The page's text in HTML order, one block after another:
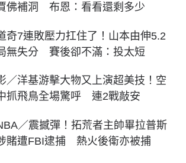
佛補洞 布恩：看看還剩多少
奇7連敗壓力扛住了！山本由伸5.2
無失分 賽後卻不滿：投太短
／洋基游擊大物又上演超美技！空
抓飛鳥全場驚呼 連2戰敲安
／震撼彈！拓荒者主帥畢拉普斯
賭遭FBI逮捕 熱火後衛亦被捕